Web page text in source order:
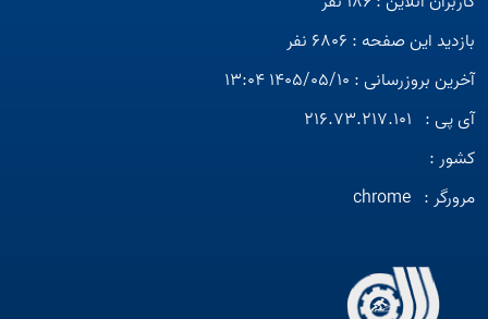
بازدید این صفحه : 6806 نفر
آخرین بروزرسانی : 1405/05/10 13:04
آی پی : 216.73.217.101
کشور :
مرورگر : chrome